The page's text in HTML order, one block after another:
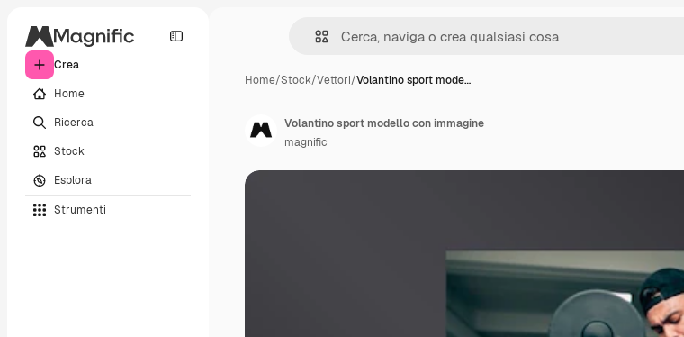
Crea
Home
Ricerca
Stock
Esplora
Strumenti
Home/Stock/Vettori/Volantino sport mode…
Volantino sport modello con immagine
magnific